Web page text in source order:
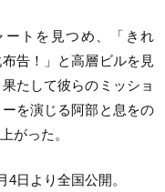
トを見つめ、「きれ
告！」と高層ビルを見
たして彼らのミッショ
を演じる阿部と息をの
がった。
4日より全国公開。